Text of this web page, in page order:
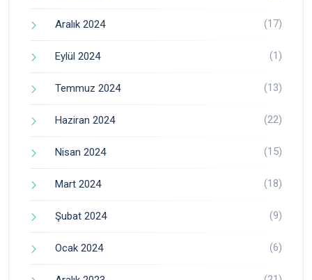
Aralık 2024 (17)
Eylül 2024 (1)
Temmuz 2024 (13)
Haziran 2024 (22)
Nisan 2024 (15)
Mart 2024 (18)
Şubat 2024 (9)
Ocak 2024 (6)